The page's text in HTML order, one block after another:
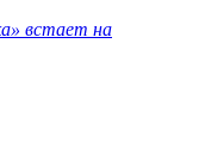
встает на